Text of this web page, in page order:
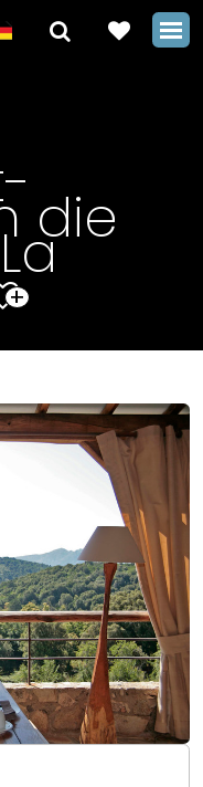
die
+